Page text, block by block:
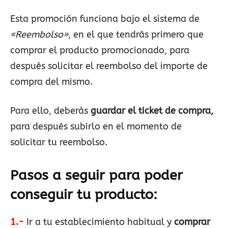
Esta promoción funciona bajo el sistema de
«Reembolso», en el que tendrás primero que
comprar el producto promocionado, para
después solicitar el reembolso del importe de
compra del mismo.
Para ello, deberás guardar el ticket de compra,
para después subirlo en el momento de
solicitar tu reembolso.
Pasos a seguir para poder
conseguir tu producto:
1.- Ir a tu establecimiento habitual y comprar